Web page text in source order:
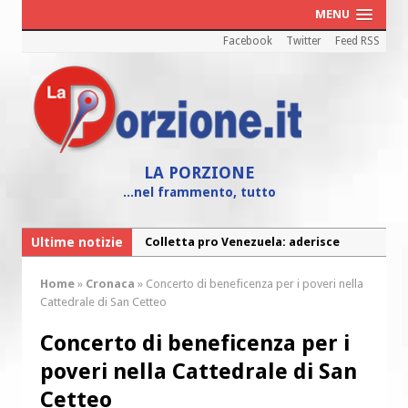
MENU
Facebook Twitter Feed RSS
LA PORZIONE
...nel frammento, tutto
Ultime notizie
Colletta pro Venezuela: aderisce
Fine vita: la Chiesa Cattolica inglese si
Torna la festa della Madonnina a
Montesilvano: “Tanta la devozione”
Home » Cronaca » Concerto di beneficenza per i poveri nella
Cattedrale di San Cetteo
Concerto di beneficenza per i
poveri nella Cattedrale di San
Cetteo